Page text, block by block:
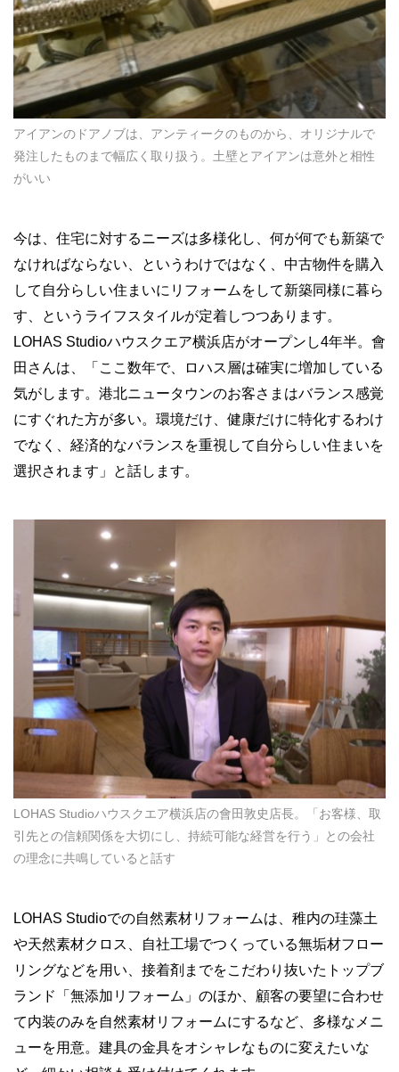
アイアンのドアノブは、アンティークのものから、オリジナルで
発注したものまで幅広く取り扱う。土壁とアイアンは意外と相性
がいい
今は、住宅に対するニーズは多様化し、何が何でも新築で
なければならない、というわけではなく、中古物件を購入
して自分らしい住まいにリフォームをして新築同様に暮ら
す、というライフスタイルが定着しつつあります。
LOHAS Studioハウスクエア横浜店がオープンし4年半。會
田さんは、「ここ数年で、ロハス層は確実に増加している
気がします。港北ニュータウンのお客さまはバランス感覚
にすぐれた方が多い。環境だけ、健康だけに特化するわけ
でなく、経済的なバランスを重視して自分らしい住まいを
選択されます」と話します。
LOHAS Studioハウスクエア横浜店の會田敦史店長。「お客様、取
引先との信頼関係を大切にし、持続可能な経営を行う」との会社
の理念に共鳴していると話す
LOHAS Studioでの自然素材リフォームは、稚内の珪藻土
や天然素材クロス、自社工場でつくっている無垢材フロー
リングなどを用い、接着剤までをこだわり抜いたトップブ
ランド「無添加リフォーム」のほか、顧客の要望に合わせ
て内装のみを自然素材リフォームにするなど、多様なメニ
ューを用意。建具の金具をオシャレなものに変えたいな